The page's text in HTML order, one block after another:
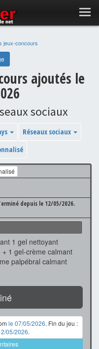
jeux-concours
ajoutés le
sociaux
Réseaux sociaux
depuis le 12/05/2026.
1 gel nettoyant
1 gel-crème calmant
palpébral calmant
le 07/05/2026. Fin du jeu :
05/2026.